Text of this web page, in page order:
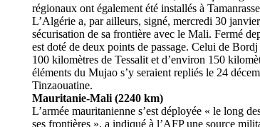
régionaux ont également été installés à
L’Algérie a, par ailleurs, signé, mercredi 30
sécurisation de sa frontière avec le Mali. Fermé
est doté de deux points de passage. Celui de
100 kilomètres de Tessalit et d’environ 150
éléments du Mujao s’y seraient repliés le 24
Tinzaouatine.
Mauritanie-Mali (2240 km)
L’armée mauritanienne s’est déployée « le long
ses frontières », a indiqué à l’AFP une source